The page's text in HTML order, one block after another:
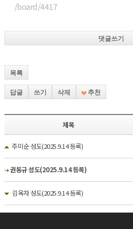
/board/4417
댓글쓰기
목록
답글 쓰기 삭제 추천
제목
주미순 성도(2025.9.14 등록)
권동규 성도(2025.9.14 등록)
김옥자 성도(2025.9.14 등록)